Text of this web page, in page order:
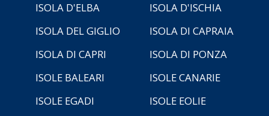
ISOLA D'ELBA
ISOLA D'ISCHIA
ISOLA DEL GIGLIO
ISOLA DI CAPRAIA
ISOLA DI CAPRI
ISOLA DI PONZA
ISOLE BALEARI
ISOLE CANARIE
ISOLE EGADI
ISOLE EOLIE